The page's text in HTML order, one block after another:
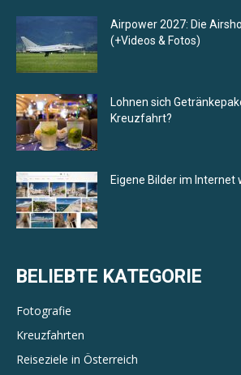
Airpower 2027: Die
(+Videos & Fotos)
Lohnen sich
Kreuzfahrt?
Eigene Bilder im Internet
BELIEBTE KATEGORIE
Fotografie
Kreuzfahrten
Reiseziele in Österreich